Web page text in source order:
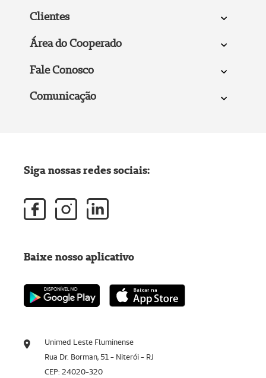
Clientes
Área do Cooperado
Fale Conosco
Comunicação
Unimed Leste Fluminense
Rua Dr. Borman, 51 - Niterói - RJ
CEP: 24020-320
Siga nossas redes sociais:
Baixe nosso aplicativo